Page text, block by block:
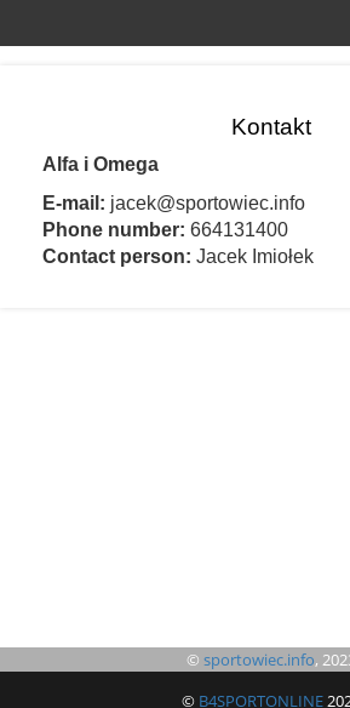
Kontakt
Alfa i Omega
E-mail: jacek@sportowiec.info
Phone number: 664131400
Contact person: Jacek Imiołek
© sportowiec.info,
© B4SPORTONLINE